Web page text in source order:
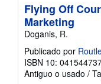
Flying Off
Marketing
Doganis, R.
Publicado por
ISBN 10:
Antiguo o usado /